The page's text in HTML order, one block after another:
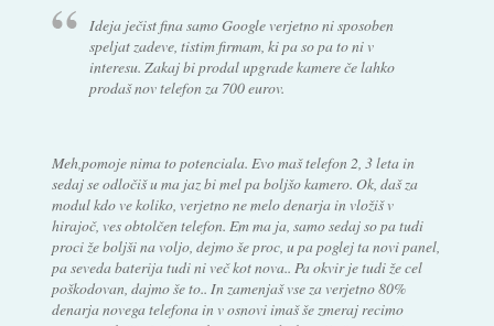
Ideja ječist fina samo Google verjetno ni sposoben
speljat zadeve, tistim firmam, ki pa so pa to ni v
interesu. Zakaj bi prodal upgrade kamere če lahko
prodaš nov telefon za 700 eurov.
Meh,pomoje nima to potenciala. Evo maš telefon 2, 3 leta in
sedaj se odločiš u ma jaz bi mel pa boljšo kamero. Ok, daš za
modul kdo ve koliko, verjetno ne melo denarja in vložiš v
hirajoč, ves obtolčen telefon. Em ma ja, samo sedaj so pa tudi
proci že boljši na voljo, dejmo še proc, u pa poglej ta novi panel,
pa seveda baterija tudi ni več kot nova.. Pa okvir je tudi že cel
poškodovan, dajmo še to.. In zamenjaš vse za verjetno 80%
denarja novega telefona in v osnovi imaš še zmeraj recimo